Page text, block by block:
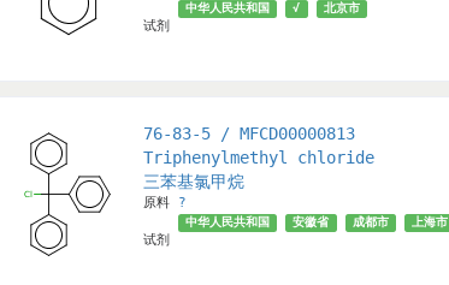
试剂
中华人民共和国 √ 北京市
76-83-5 / MFCD00000813
Triphenylmethyl chloride
三苯基氯甲烷
原料 ?
试剂
中华人民共和国 安徽省 成都市 上海市